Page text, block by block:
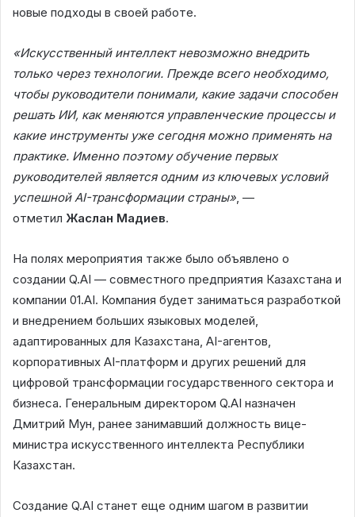
новые подходы в своей работе.
«Искусственный интеллект невозможно внедрить
только через технологии. Прежде всего необходимо,
чтобы руководители понимали, какие задачи способен
решать ИИ, как меняются управленческие процессы и
какие инструменты уже сегодня можно применять на
практике. Именно поэтому обучение первых
руководителей является одним из ключевых условий
успешной AI-трансформации страны» , —
отметил Жаслан Мадиев.
На полях мероприятия также было объявлено о
создании Q.AI — совместного предприятия Казахстана и
компании 01.AI. Компания будет заниматься разработкой
и внедрением больших языковых моделей,
адаптированных для Казахстана, AI-агентов,
корпоративных AI-платформ и других решений для
цифровой трансформации государственного сектора и
бизнеса. Генеральным директором Q.AI назначен
Дмитрий Мун, ранее занимавший должность вице-
министра искусственного интеллекта Республики
Казахстан.
Создание Q.AI станет еще одним шагом в развитии